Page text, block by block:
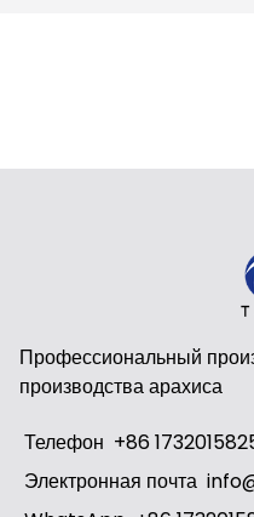
Профессиональный
производства арахиса
Телефон +86
Электронная почта